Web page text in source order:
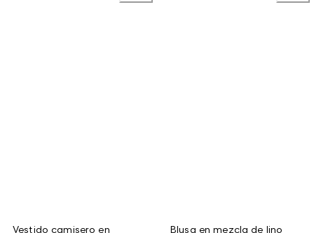
Vestido camisero en
Blusa en mezcla de lino